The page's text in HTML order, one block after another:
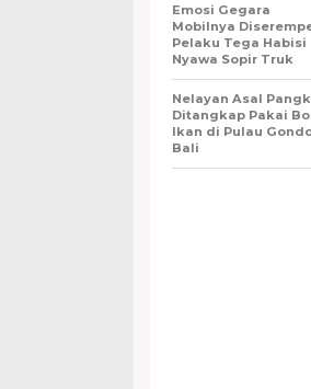
Emosi Gegara
Mobilnya
Pelaku Tega Habisi
Nyawa Sopir Truk
Nelayan Asal
Ditangkap Pakai
Ikan di Pulau
Bali